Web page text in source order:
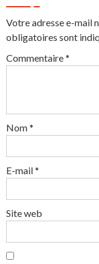
Votre adresse e-mail
obligatoires sont
Commentaire*
Nom*
E-mail*
Site web